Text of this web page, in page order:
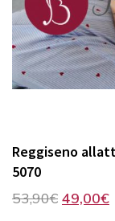
Reggiseno
5070
53,90€ Il
49,00€Il